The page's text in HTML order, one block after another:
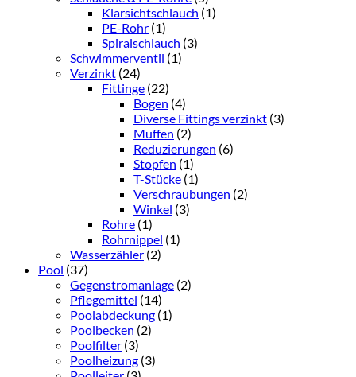
Klarsichtschlauch (1)
PE-Rohr (1)
Spiralschlauch (3)
Schwimmerventil (1)
Verzinkt (24)
Fittinge (22)
Bogen (4)
Diverse Fittings verzinkt (3)
Muffen (2)
Reduzierungen (6)
Stopfen (1)
T-Stücke (1)
Verschraubungen (2)
Winkel (3)
Rohre (1)
Rohrnippel (1)
Wasserzähler (2)
Pool (37)
Gegenstromanlage (2)
Pflegemittel (14)
Poolabdeckung (1)
Poolbecken (2)
Poolfilter (3)
Poolheizung (3)